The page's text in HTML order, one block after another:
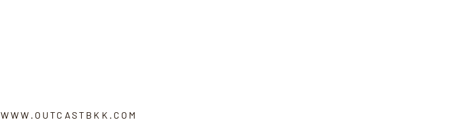
WWW.OUTCASTBKK.COM